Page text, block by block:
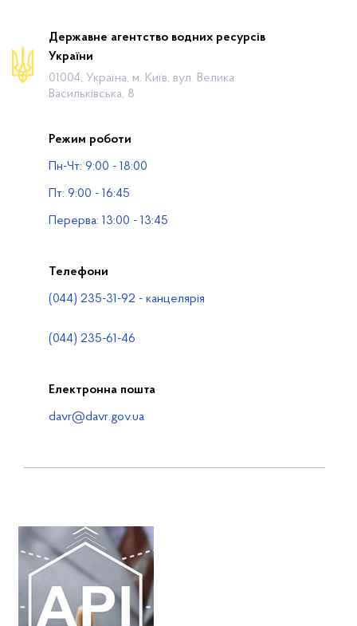
Про відомство
Діяльність
Громадянам
Публічна інформація
Водогосподарські організації
Державне агентство водних ресурсів
України
01004, Україна, м. Київ, вул. Велика
Васильківська, 8
Режим роботи
Пн-Чт: 9:00 - 18:00
Пт: 9:00 - 16:45
Перерва: 13:00 - 13:45
Телефони
(044) 235-31-92 - канцелярія
(044) 235-61-46
Електронна пошта
davr@davr.gov.ua